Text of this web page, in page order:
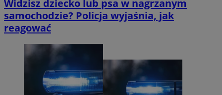
Widzisz dziecko lub psa w nagrzanym
samochodzie? Policja wyjaśnia, jak
reagować